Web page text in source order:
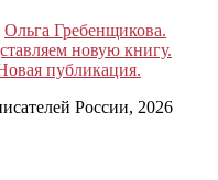
Ольга Гребенщикова.
новую книгу.
публикация.
России, 2026